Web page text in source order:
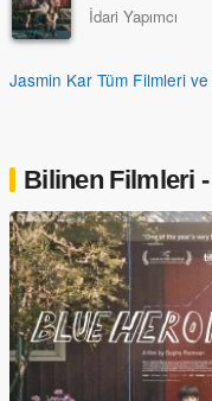
İdari Yapımcı
Jasmin Kar Tüm Filmleri
Bilinen Filmleri -